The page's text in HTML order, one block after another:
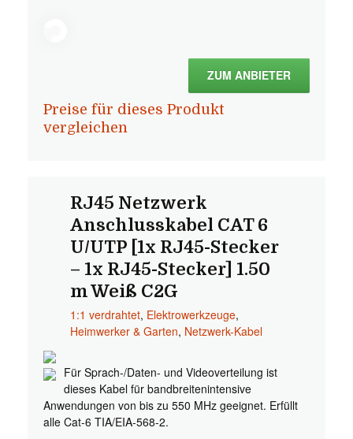
ZUM ANBIETER
Preise für dieses Produkt
vergleichen
RJ45 Netzwerk
Anschlusskabel CAT 6
U/UTP [1x RJ45-Stecker
– 1x RJ45-Stecker] 1.50
m Weiß C2G
1:1 verdrahtet, Elektrowerkzeuge,
Heimwerker & Garten, Netzwerk-Kabel
Für Sprach-/Daten- und Videoverteilung ist
dieses Kabel für bandbreitenintensive
Anwendungen von bis zu 550 MHz geeignet. Erfüllt
alle Cat-6 TIA/EIA-568-2.